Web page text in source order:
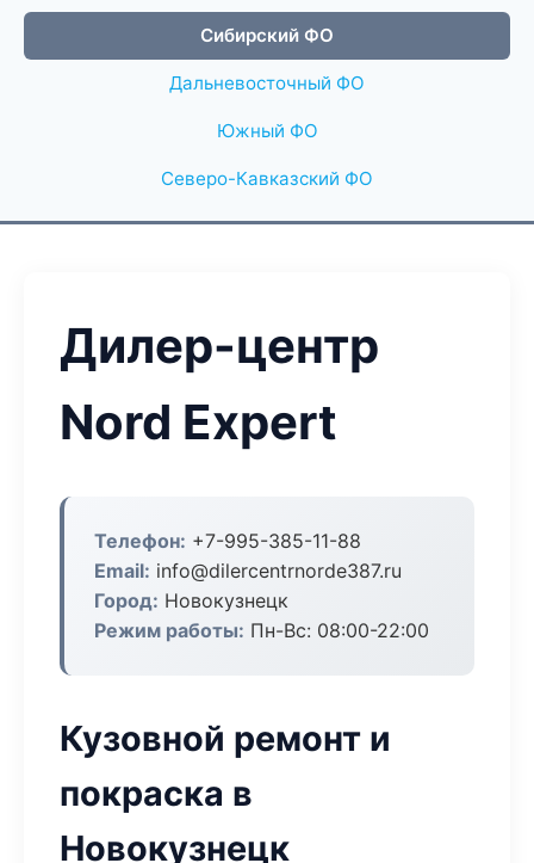
Сибирский ФО
Дальневосточный ФО
Южный ФО
Северо-Кавказский ФО
Дилер-центр
Nord Expert
Телефон: +7-995-385-11-88
Email: info@dilercentrnorde387.ru
Город: Новокузнецк
Режим работы: Пн-Вс: 08:00-22:00
Кузовной ремонт и
покраска в
Новокузнецк